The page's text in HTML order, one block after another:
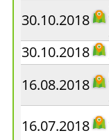
30.10.2018
30.10.2018
16.08.2018
16.07.2018